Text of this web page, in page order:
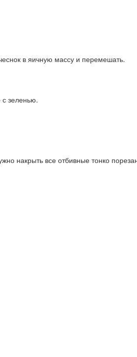
в яичную массу и перемешать.
с зеленью.
накрыть все отбивные тонко